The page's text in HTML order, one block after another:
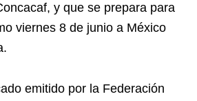
y que se prepara para
viernes 8 de junio a México
emitido por la Federación